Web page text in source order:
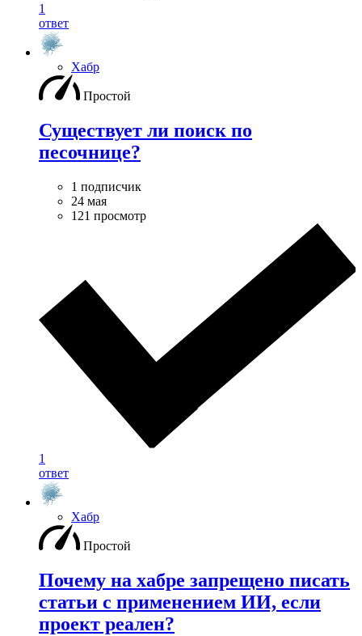
1
ответ
Хабр
Простой
Существует ли поиск по
песочнице?
1 подписчик
24 мая
121 просмотр
1
ответ
Хабр
Простой
Почему на хабре запрещено писать
статьи с применением ИИ, если
проект реален?